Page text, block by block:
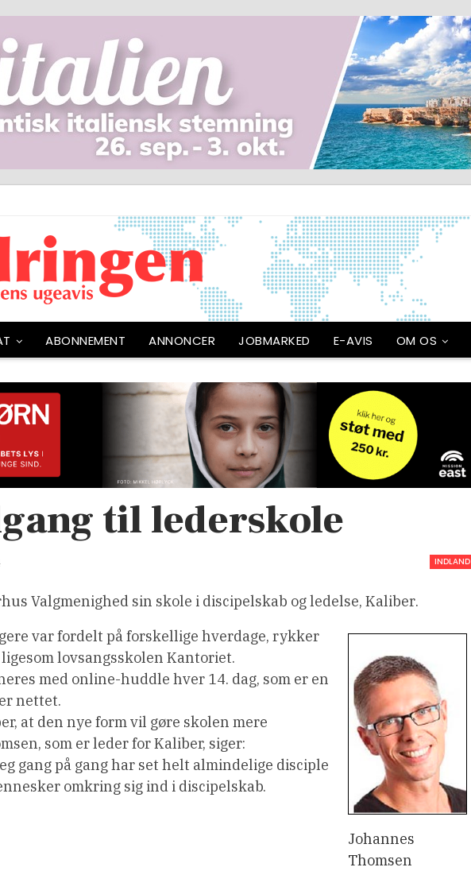
ABONNEMENT ANNONCER JOBMARKED E-AVIS OM OS
til lederskole
INDLAND
Valgmenighed sin skole i discipelskab og ledelse, Kaliber.
Johannes
Thomsen
var fordelt på forskellige hverdage, rykker
lovsangsskolen Kantoriet.
med online-huddle hver 14. dag, som er en
nettet.
at den nye form vil gøre skolen mere
som er leder for Kaliber, siger:
gang på gang har set helt almindelige disciple
omkring sig ind i discipelskab.